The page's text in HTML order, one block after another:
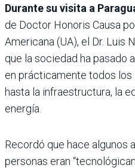
Durante su visita a
de Doctor Honoris Causa
Americana (UA), el Dr. Luis
que la sociedad ha pasado
en prácticamente todos los
hasta la infraestructura, la
energía.
Recordó que hace algunos
personas eran